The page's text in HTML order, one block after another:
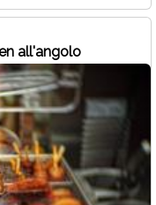
all'angolo